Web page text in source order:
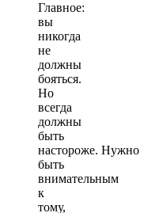
Главное:
вы
никогда
не
должны
бояться.
Но
всегда
должны
быть
настороже. Нужно
быть
внимательным
к
тому,